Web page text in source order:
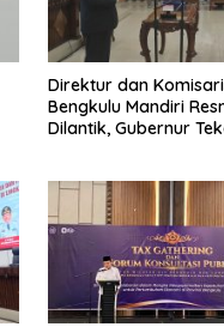
Direktur dan
Bengkulu Mandiri
Dilantik, Gubernur